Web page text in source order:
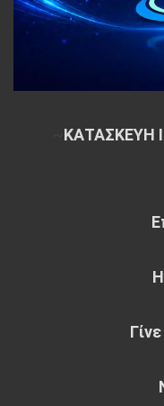
ΚΑΤΑΣΚΕΥΗ